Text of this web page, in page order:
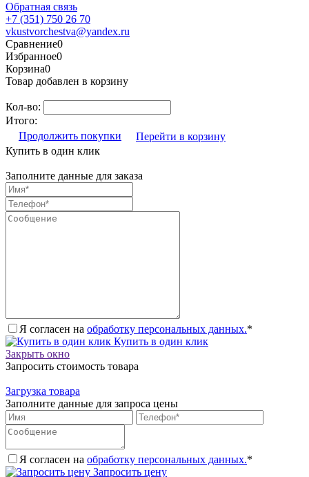
Обратная связь
+7 (351) 750 26 70
vkustvorchestva@yandex.ru
Сравнение0
Избранное0
Корзина0
Товар добавлен в корзину
Кол-во:
Итого:
Продолжить покупки
Перейти в корзину
Купить в один клик
Заполните данные для заказа
Я согласен на обработку персональных данных.*
Купить в один клик
Закрыть окно
Запросить стоимость товара
Загрузка товара
Заполните данные для запроса цены
Я согласен на обработку персональных данных.*
Запросить цену